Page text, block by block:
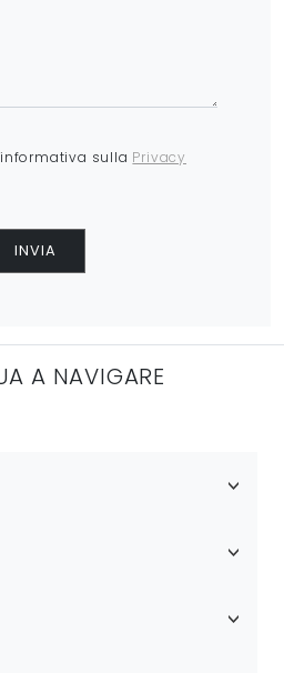
sulla Privacy
INVIA
A NAVIGARE